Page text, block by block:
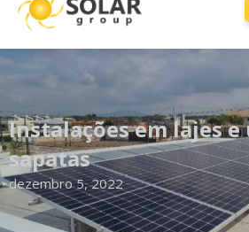
Instalações em lajes
sapatas
dezembro 5, 2022